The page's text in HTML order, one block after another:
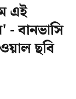
এই
বানভাসি
ছবি